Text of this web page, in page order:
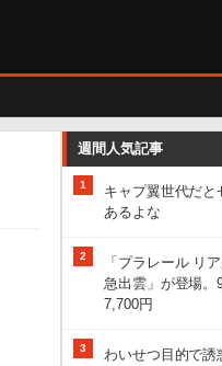
週間人気記事
1
キャプ翼世代だ
あるよな
2
「プラレール リ
急出雲」が登場
7,700円
3
わいせつ目的で